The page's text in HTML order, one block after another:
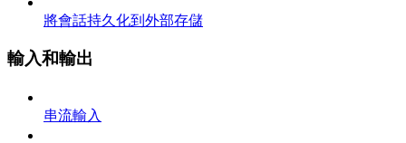
將會話持久化到外部存儲
輸入和輸出
串流輸入